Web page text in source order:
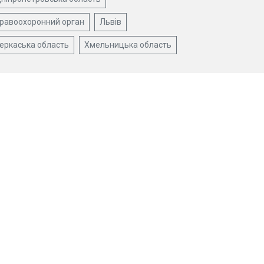
орган Львів
область Хмельницька область